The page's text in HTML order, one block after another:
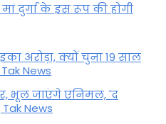
मां दुर्गा के इस रूप की होगी
अरोड़ा, क्यों चुना 19 साल
News
भूल जाएंगे एनिमल, 'द
News